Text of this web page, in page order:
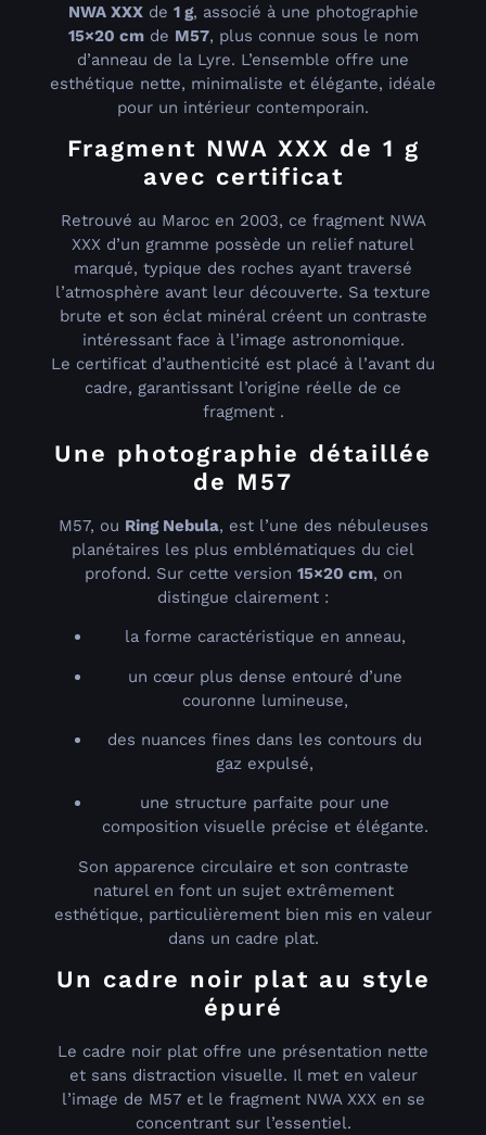
NWA XXXde 1 g, associé à une photographie
15×20 cmde M57, plus connue sous le nom
d’anneau de la Lyre. L’ensemble offre une
esthétique nette, minimaliste et élégante, idéale
pour un intérieur contemporain.
Fragment NWA XXX de 1 g
avec certificat
Retrouvé au Maroc en 2003, ce fragment NWA
XXX d’un gramme possède un relief naturel
marqué, typique des roches ayant traversé
l’atmosphère avant leur découverte. Sa texture
brute et son éclat minéral créent un contraste
intéressant face à l’image astronomique.
Le certificat d’authenticité est placé à l’avant du
cadre, garantissant l’origine réelle de ce
fragment .
Une photographie détaillée
de M57
M57, ou Ring Nebula, est l’une des nébuleuses
planétaires les plus emblématiques du ciel
profond. Sur cette version 15×20 cm, on
distingue clairement :
la forme caractéristique en anneau,
un cœur plus dense entouré d’une
couronne lumineuse,
des nuances fines dans les contours du
gaz expulsé,
une structure parfaite pour une
composition visuelle précise et élégante.
Son apparence circulaire et son contraste
naturel en font un sujet extrêmement
esthétique, particulièrement bien mis en valeur
dans un cadre plat.
Un cadre noir plat au style
épuré
Le cadre noir plat offre une présentation nette
et sans distraction visuelle. Il met en valeur
l’image de M57 et le fragment NWA XXX en se
concentrant sur l’essentiel.